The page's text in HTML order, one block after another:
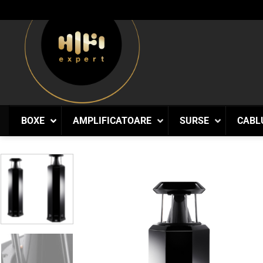
to
content
BOXE AMPLIFICATOARE SURSE